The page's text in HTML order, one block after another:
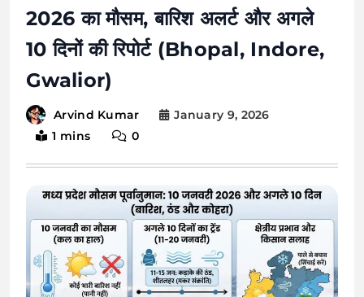
2026 का मौसम, बारिश अलर्ट और अगले
10 दिनों की रिपोर्ट (Bhopal, Indore,
Gwalior)
Arvind Kumar
January 9, 2026
1 mins
0